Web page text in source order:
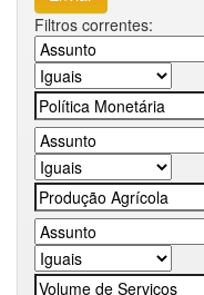
Filtros correntes: